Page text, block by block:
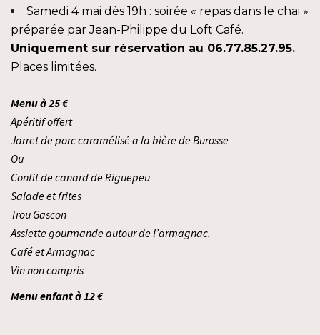
Samedi 4 mai dès 19h : soirée « repas dans le chai »
préparée par Jean-Philippe du Loft Café.
Uniquement sur réservation au 06.77.85.27.95.
Places limitées.
Menu à 25 €
Apéritif offert
Jarret de porc caramélisé a la bière de Burosse
Ou
Confit de canard de Riguepeu
Salade et frites
Trou Gascon
Assiette gourmande autour de l’armagnac.
Café et Armagnac
Vin non compris
Menu enfant à 12 €